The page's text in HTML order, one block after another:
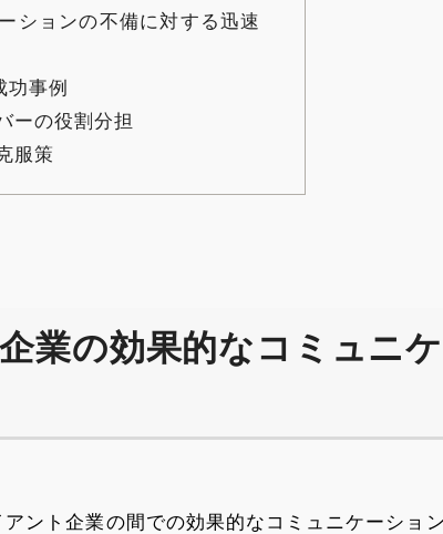
ションの不備に対する迅速
功事例
ーの役割分担
服策
業の効果的なコミュニ
ント企業の間での効果的なコミュニケーショ